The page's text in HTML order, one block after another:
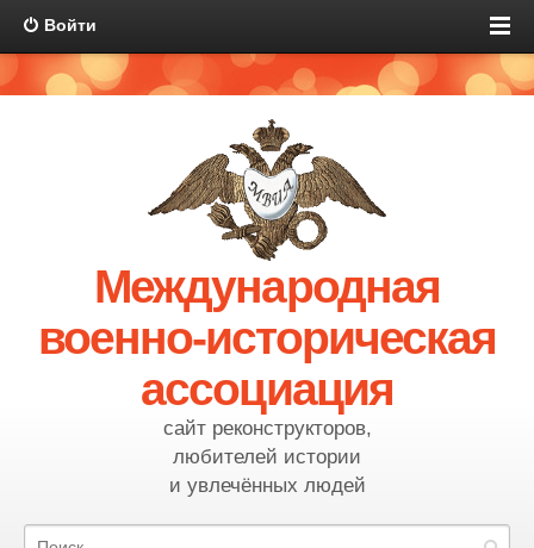
Войти
Международная
военно-историческая
ассоциация
сайт реконструкторов,
любителей истории
и увлечённых людей